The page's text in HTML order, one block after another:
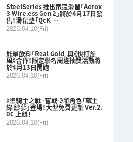
SteelSeries 推出電競滑鼠「Aerox
3 Wireless Gen 2」將於4月17日發
售！滑鼠墊「QcK …
2026.04.10(Fri)
能量飲料「Real Gold」與《快打旋
風》合作！限定聯名周邊抽獎活動將
於4月13日開跑
2026.04.10(Fri)
《聖騎士之戰 -奮戰-》新角色「蔵土
緣 紗夢」登場！大型免費更新 Ver.2.
00 上線！
2026.04.10(Fri)